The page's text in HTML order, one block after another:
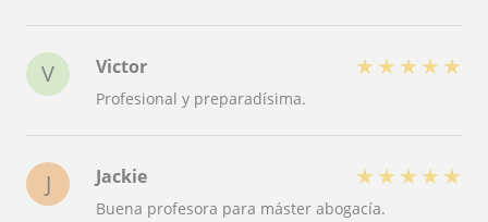
V Victor ★ ★ ★ ★ ★
Profesional y preparadísima.
J Jackie ★ ★ ★ ★ ★
Buena profesora para máster abogacía.